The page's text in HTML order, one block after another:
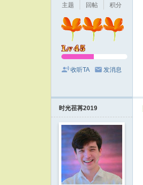
主题
回帖
积分
收听TA 发消息
时光荏苒2019